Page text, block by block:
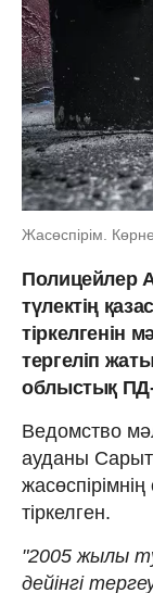
Жасөспірім.
Полицейлер
түлектің
тіркелгенін
тергеліп
облыстық ПД-
Ведомство
ауданы
тіркелген.
"2005 жылы
дейінгі